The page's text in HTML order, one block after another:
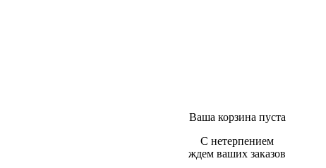
Ваша корзина пуста
С нетерпением
ждем ваших заказов